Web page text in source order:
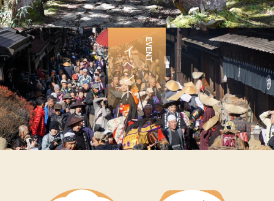
EVENT
イベント